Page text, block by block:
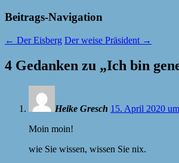
Beitrags-Navigation
← Der Eisberg Der weise Präsident →
4 Gedanken zu „Ich bin
Heike Gresch 15. April 2020
Moin moin!
wie Sie wissen, wissen Sie nix.